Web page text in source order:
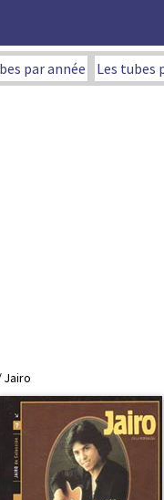
par année Les tubes
Jairo